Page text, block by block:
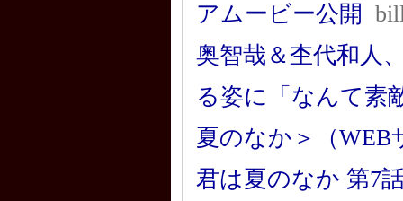
アムービー公開
奥智哉＆杢代和人
る姿に「なんて素
夏のなか＞（
君は夏のなか 第7